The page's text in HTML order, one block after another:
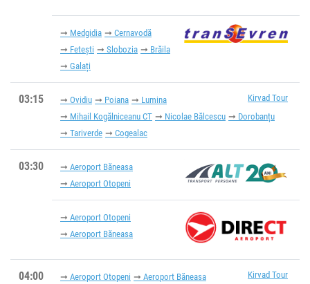
Medgidia
Cernavodă
Fetești
Slobozia
Brăila
Galați
03:15 Kirvad Tour
Ovidiu Poiana
Lumina
Mihail Kogălniceanu CT
Nicolae Bălcescu
Dorobanțu
Tariverde
Cogealac
03:30
Aeroport Băneasa
Aeroport Otopeni
Aeroport Otopeni
Aeroport Băneasa
04:00 Kirvad Tour
Aeroport Otopeni Aeroport Băneasa